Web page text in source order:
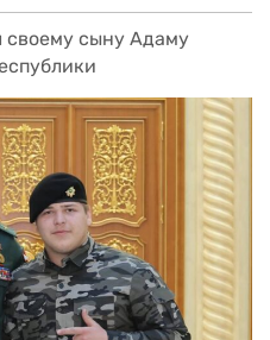
своему сыну Адаму